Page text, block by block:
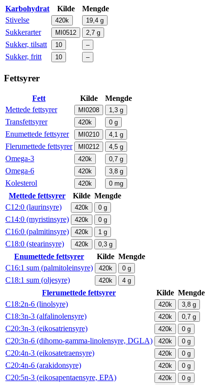
Karbohydrat Kilde
Mengde
Stivelse
420k 19,4 g
Sukkerarter MI0512 2,7 g
Sukker, tilsatt 10 –
Sukker, fritt 10 –
Fettsyrer
Fett Kilde
Mengde
Mettede fettsyrer
MI0208 1,3 g
Transfettsyrer 420k 0 g
Enumettede fettsyrer MI0210 4,1 g
Flerumettede fettsyrer MI0212 4,5 g
Omega-3 420k 0,7 g
Omega-6 420k 3,8 g
Kolesterol 420k 0 mg
Mettede fettsyrer Kilde Mengde
C12:0 (laurinsyre)
420k 0 g
C14:0 (myristinsyre) 420k 0 g
C16:0 (palmitinsyre) 420k 1 g
C18:0 (stearinsyre) 420k 0,3 g
Enumettede fettsyrer Kilde Mengde
C16:1 sum (palmitoleinsyre)
420k 0 g
C18:1 sum (oljesyre) 420k 4 g
Flerumettede fettsyrer Kilde Mengde
C18:2n-6 (linolsyre)
420k 3,8 g
C18:3n-3 (alfalinolensyre) 420k 0,7 g
C20:3n-3 (eikosatriensyre) 420k 0 g
C20:3n-6 (dihomo-gamma-linolensyre, DGLA) 420k 0 g
C20:4n-3 (eikosatetraensyre) 420k 0 g
C20:4n-6 (arakidonsyre) 420k 0 g
C20:5n-3 (eikosapentaensyre, EPA) 420k 0 g